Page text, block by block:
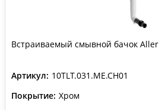
Встраиваемый смывной бачок Aller
Артикул: 10TLT.031.ME.CH01
Покрытие: Хром